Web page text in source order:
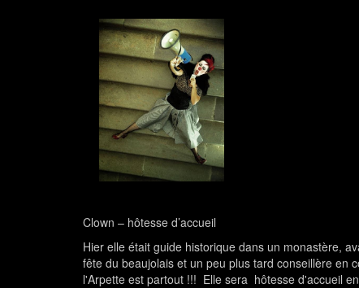
Clown – hôtesse d’accueil
Hier elle était guide historique dans un monastère,
fête du beaujolais et un peu plus tard conseillère en
l'Arpette est partout !!! Elle sera hôtesse d'accueil